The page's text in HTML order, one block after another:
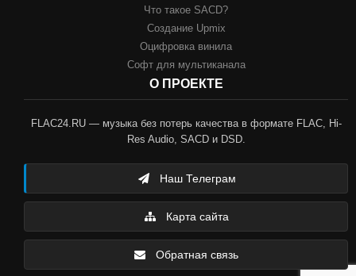
Что такое SACD?
Создание Upmix
Оцифровка винила
Софт для мультиканала
О ПРОЕКТЕ
FLAC24.RU — музыка без потерь качества в формате FLAC, Hi-
Res Audio, SACD и DSD.
Наш Телеграм
Карта сайта
Обратная связь